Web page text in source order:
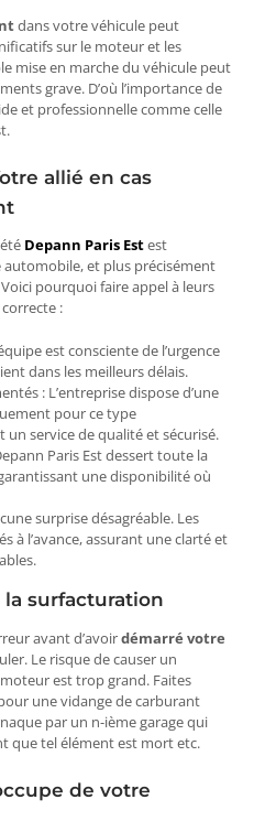
dans votre véhicule peut
sur le moteur et les
mise en marche du véhicule peut
grave. D’où l’importance de
et professionnelle comme celle
allié en cas
Depann Paris Estest
automobile, et plus précisément
pourquoi faire appel à leurs
:
est consciente de l’urgence
dans les meilleurs délais.
: L’entreprise dispose d’une
pour ce type
un service de qualité et sécurisé.
Paris Est dessert toute la
une disponibilité où
surprise désagréable. Les
à l’avance, assurant une clarté et
surfacturation
avant d’avoirdémarré votre
Le risque de causer un
est trop grand. Faites
une vidange de carburant
par un n-ième garage qui
que tel élément est mort etc.
de votre